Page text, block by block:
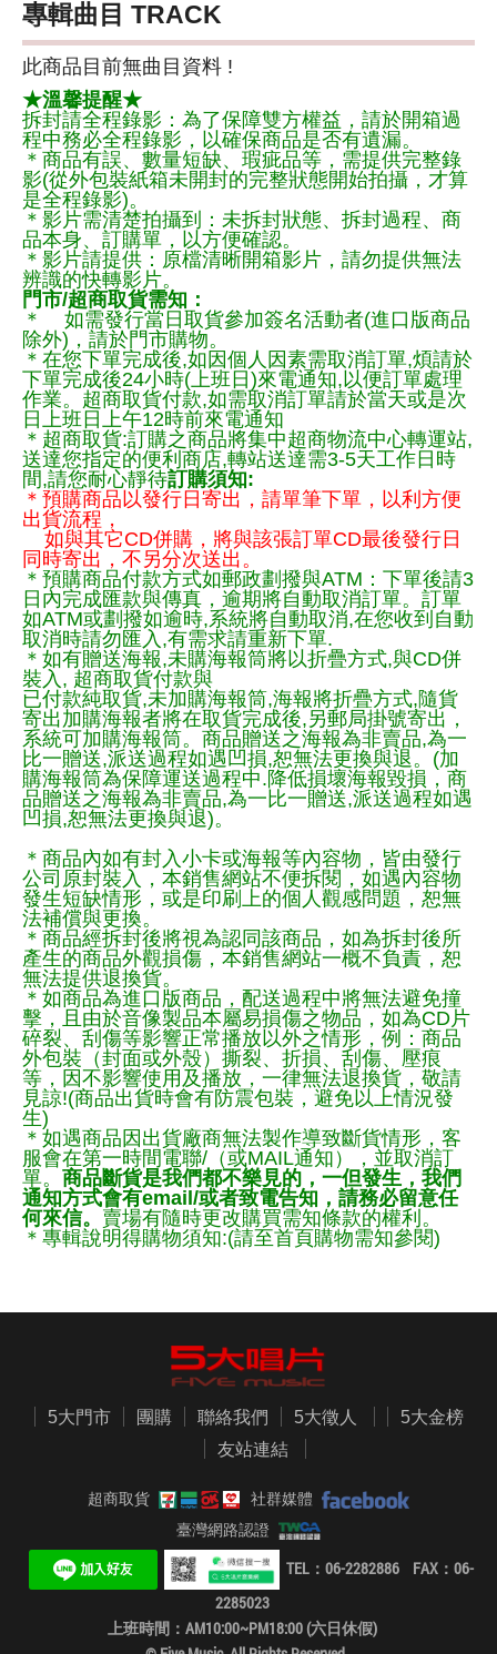
專輯曲目 TRACK
此商品目前無曲目資料 !
★溫馨提醒★
拆封請全程錄影：為了保障雙方權益，請於開箱過
程中務必全程錄影，以確保商品是否有遺漏。
＊商品有誤、數量短缺、瑕疵品等，需提供完整錄
影(從外包裝紙箱未開封的完整狀態開始拍攝，才算
是全程錄影)。
＊影片需清楚拍攝到：未拆封狀態、拆封過程、商
品本身、訂購單，以方便確認。
＊影片請提供：原檔清晰開箱影片，請勿提供無法
辨識的快轉影片。
門市/超商取貨需知：
＊ 如需發行當日取貨參加簽名活動者(進口版商品
除外)，請於門市購物。
＊在您下單完成後,如因個人因素需取消訂單,煩請於
下單完成後24小時(上班日)來電通知,以便訂單處理
作業。超商取貨付款,如需取消訂單請於當天或是次
日上班日上午12時前來電通知
＊超商取貨:訂購之商品將集中超商物流中心轉運站,
送達您指定的便利商店,轉站送達需3-5天工作日時
間,請您耐心靜待訂購須知:
＊預購商品以發行日寄出，請單筆下單，以利方便
出貨流程，
如與其它CD併購，將與該張訂單CD最後發行日
同時寄出，不另分次送出。
＊預購商品付款方式如郵政劃撥與ATM：下單後請3
日內完成匯款與傳真，逾期將自動取消訂單。訂單
如ATM或劃撥如逾時,系統將自動取消,在您收到自動
取消時請勿匯入,有需求請重新下單.
＊如有贈送海報,未購海報筒將以折疊方式,與CD併
裝入, 超商取貨付款與
已付款純取貨,未加購海報筒,海報將折疊方式,隨貨
寄出加購海報者將在取貨完成後,另郵局掛號寄出，
系統可加購海報筒。商品贈送之海報為非賣品,為一
比一贈送,派送過程如遇凹損,恕無法更換與退。(加
購海報筒為保障運送過程中.降低損壞海報毀損，商
品贈送之海報為非賣品,為一比一贈送,派送過程如遇
凹損,恕無法更換與退)。
＊商品內如有封入小卡或海報等內容物，皆由發行
公司原封裝入，本銷售網站不便拆閱，如遇內容物
發生短缺情形，或是印刷上的個人觀感問題，恕無
法補償與更換。
＊商品經拆封後將視為認同該商品，如為拆封後所
產生的商品外觀損傷，本銷售網站一概不負責，恕
無法提供退換貨。
＊如商品為進口版商品，配送過程中將無法避免撞
擊，且由於音像製品本屬易損傷之物品，如為CD片
碎裂、刮傷等影響正常播放以外之情形，例：商品
外包裝（封面或外殼）撕裂、折損、刮傷、壓痕
等，因不影響使用及播放，一律無法退換貨，敬請
見諒!(商品出貨時會有防震包裝，避免以上情況發
生)
＊如遇商品因出貨廠商無法製作導致斷貨情形，客
服會在第一時間電聯/（或MAIL通知），並取消訂
單。 商品斷貨是我們都不樂見的，一但發生，我們
通知方式會有email/或者致電告知，請務必留意任
何來信。 賣場有隨時更改購買需知條款的權利。
＊專輯說明得購物須知:(請至首頁購物需知參閱)
5大門市 團購 聯絡我們 5大徵人
5大金榜
友站連結
超商取貨
社群媒體
臺灣網路認證
TEL：06-2282886 FAX：06-
2285023
上班時間：AM10:00~PM18:00 (六日休假)